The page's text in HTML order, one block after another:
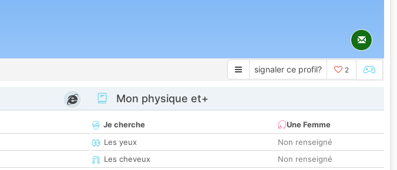
signaler ce profil? 2
Mon physique et+
Je cherche
Une Femme
Les yeux
Non renseigné
Les cheveux
Non renseigné